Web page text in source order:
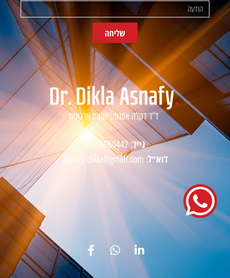
נייד:
052-3060442
דוא״ל:
asnafy.dikla@gmail.com
שליחה